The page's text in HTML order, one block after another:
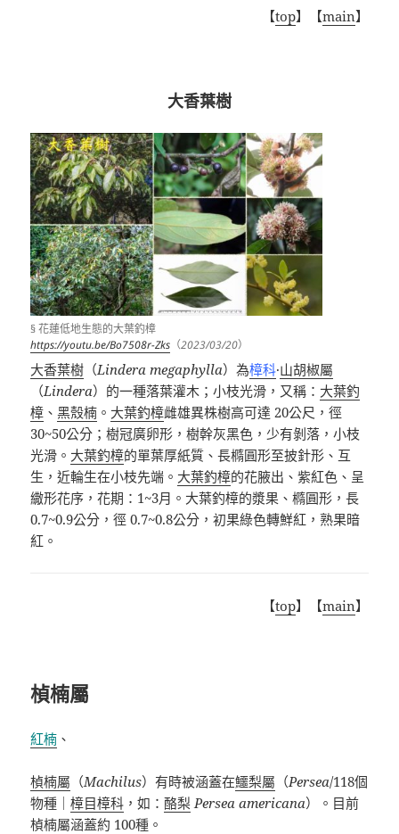
【top】【main】
大香葉樹
§ 花蓮低地生態的大葉釣樟
https://youtu.be/Bo7508r-Zks （2023/03/20）
大香葉樹 （Lindera megaphylla）為樟科·山胡椒屬
（Lindera）的一種落葉灌木；小枝光滑，又稱： 大葉釣
樟 、黑殼楠 。 大葉釣樟雌雄異株樹高可達 20公尺，徑
30~50公分；樹冠廣卵形，樹幹灰黑色，少有剝落，小枝
光滑。 大葉釣樟的單葉厚紙質、長橢圓形至披針形、互
生，近輪生在小枝先端。 大葉釣樟的花腋出、紫紅色、呈
繖形花序，花期： 1~3月。大葉釣樟的漿果、橢圓形，長
0.7~0.9公分，徑 0.7~0.8公分，初果綠色轉鮮紅，熟果暗
紅。
【top】【main】
楨楠屬
紅楠 、
楨楠屬 （Machilus）有時被涵蓋在鱷梨屬 （Persea/118個
物種｜樟目樟科 ，如：酪梨 Persea americana）。目前
楨楠屬涵蓋約 100種。